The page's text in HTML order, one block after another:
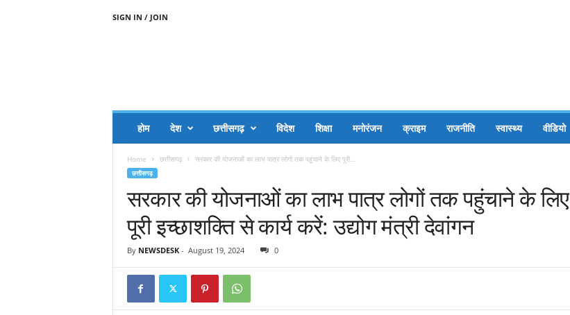
SIGN IN / JOIN
होम देश छत्तीसगढ़ विदेश शिक्षा मनोरंजन क्राइम राजनीति स्वास्थ्य वीडियो
Home छत्तीसगढ़ सरकार की योजनाओं का लाभ पात्र लोगों तक पहुंचाने के लिए पूरी...
छत्तीसगढ़
सरकार की योजनाओं का लाभ पात्र लोगों तक पहुंचाने के लिए
पूरी इच्छाशक्ति से कार्य करें: उद्योग मंत्री देवांगन
By NEWSDESK- August 19, 2024 0